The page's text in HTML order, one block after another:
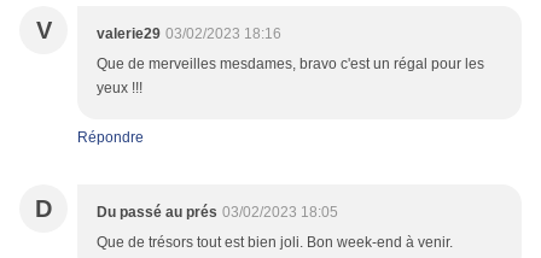
V valerie29 03/02/2023 18:16
Que de merveilles mesdames, bravo c'est un régal pour les
yeux !!!
Répondre
D Du passé au prés 03/02/2023 18:05
Que de trésors tout est bien joli. Bon week-end à venir.